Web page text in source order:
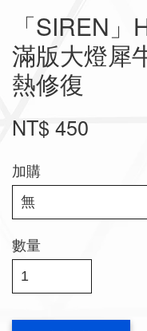
「SIREN
滿版大燈犀
熱修復
NT$ 450
加購
數量